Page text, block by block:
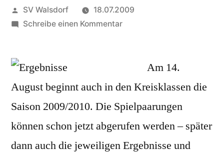
Veröffentlicht
von
SV Walsdorf
18.07.2009
Schreibe einen Kommentarzu
Am 14.
August beginnt auch in den Kreisklassen die
Saison 2009/2010. Die Spielpaarungen
können schon jetzt abgerufen werden – später
dann auch die jeweiligen Ergebnisse und